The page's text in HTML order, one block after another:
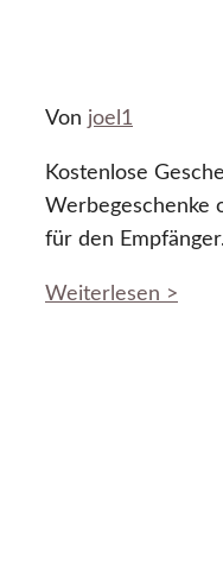
Von joel1
Kostenlose
Werbegeschenke
für den
Weiterlesen >